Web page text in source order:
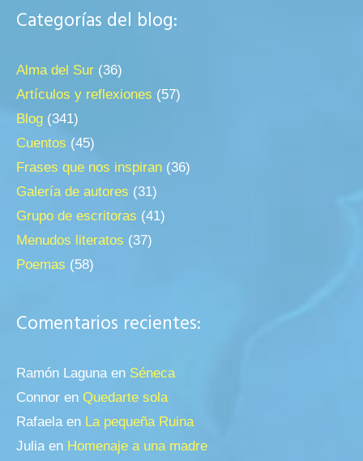
Categorías del blog:
Alma del Sur (36)
Artículos y reflexiones (57)
Blog (341)
Cuentos (45)
Frases que nos inspiran (36)
Galería de autores (31)
Grupo de escritoras (41)
Menudos literatos (37)
Poemas (58)
Comentarios recientes:
Ramón Laguna en Séneca
Connor en Quedarte sola
Rafaela en La pequeña Ruina
Julia en Homenaje a una madre